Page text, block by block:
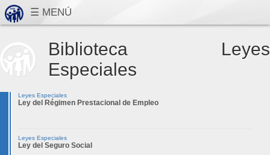
Biblioteca Leyes
Especiales
Leyes Especiales
Ley del Régimen Prestacional de Empleo
Leyes Especiales
Ley del Seguro Social